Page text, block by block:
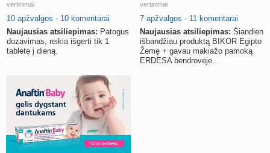
vertinimai
10 apžvalgos - 10 komentarai
Naujausias atsiliepimas: Patogus
dozavimas, reikia išgerti tik 1
tabletę į dieną.
vertinimai
7 apžvalgos - 11 komentarai
Naujausias atsiliepimas: Šiandien
išbandžiau produktą BIKOR Egipto
Žemę + gavau makiažo pamoką
ERDESA bendrovėje.